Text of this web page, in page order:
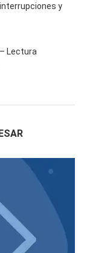
y
Lectura